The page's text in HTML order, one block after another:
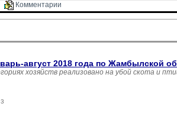
Комментарии
август 2018 года по Жамбылской
хозяйств реализовано на убой скота и